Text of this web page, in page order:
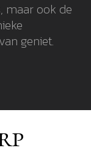
maar ook de
geniet.